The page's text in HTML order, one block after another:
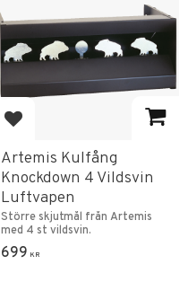
Lägg till i favoriter
Artemis Kulfång
Knockdown 4 Vildsvin
Luftvapen
Större skjutmål från Artemis
med 4 st vildsvin.
699 KR